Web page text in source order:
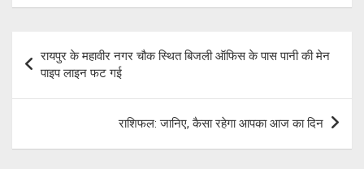
tt
er
at
A
p
py
n
k
e
gr
a
m
navigation
रायपुर के महावीर नगर चौक स्थित बिजली ऑफिस के पास पानी की मेन
पाइप लाइन फट गई
राशिफल: जानिए, कैसा रहेगा आपका आज का दिन